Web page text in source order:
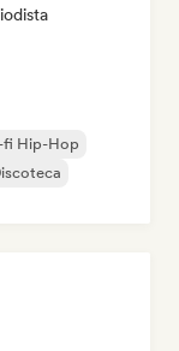
fi Hip-Hop